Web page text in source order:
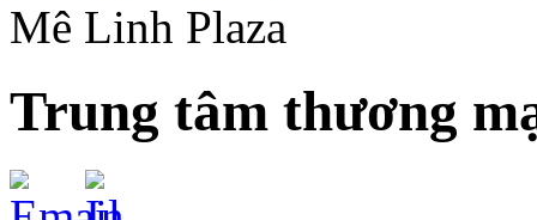
Mê Linh Plaza
Trung tâm thương